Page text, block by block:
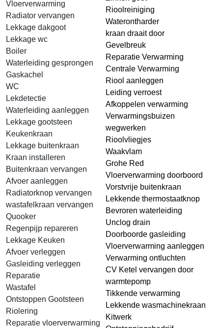
Vloerverwarming
Radiator vervangen
Lekkage dakgoot
Lekkage wc
Boiler
Waterleiding gesprongen
Gaskachel
WC
Lekdetectie
Waterleiding aanleggen
Lekkage gootsteen
Keukenkraan
Lekkage buitenkraan
Kraan installeren
Buitenkraan vervangen
Afvoer aanleggen
Radiatorknop vervangen
wastafelkraan vervangen
Quooker
Regenpijp repareren
Lekkage Keuken
Afvoer verleggen
Gasleiding verleggen
Reparatie
Wastafel
Ontstoppen Gootsteen
Riolering
Reparatie vloerverwarming
Rioolreiniging
Waterontharder
kraan draait door
Gevelbreuk
Reparatie Verwarming
Centrale Verwarming
Riool aanleggen
Leiding verroest
Afkoppelen verwarming
Verwarmingsbuizen
wegwerken
Rioolvliegjes
Waakvlam
Grohe Red
Vloerverwarming doorboord
Vorstvrije buitenkraan
Lekkende thermostaatknop
Bevroren waterleiding
Unclog drain
Doorboorde gasleiding
Vloerverwarming aanleggen
Verwarming ontluchten
CV Ketel vervangen door
warmtepomp
Tikkende verwarming
Lekkende wasmachinekraan
Kitwerk